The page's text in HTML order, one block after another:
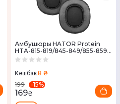
Амбушюры HATOR Protein
HTA-815-819/845-849/855-859
(ACC-111)
Кешбэк8 ₴
199
-15%
169₴